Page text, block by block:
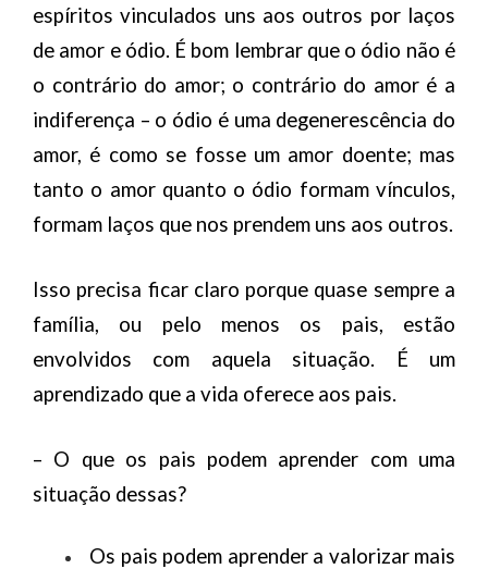
espíritos vinculados uns aos outros por laços
de amor e ódio. É bom lembrar que o ódio não é
o contrário do amor; o contrário do amor é a
indiferença – o ódio é uma degenerescência do
amor, é como se fosse um amor doente; mas
tanto o amor quanto o ódio formam vínculos,
formam laços que nos prendem uns aos outros.
Isso precisa ficar claro porque quase sempre a
família, ou pelo menos os pais, estão
envolvidos com aquela situação. É um
aprendizado que a vida oferece aos pais.
– O que os pais podem aprender com uma
situação dessas?
Os pais podem aprender a valorizar mais